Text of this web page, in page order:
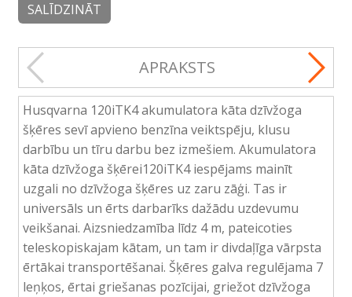
SALĪDZINĀT
APRAKSTS
Husqvarna 120iTK4 akumulatora kāta dzīvžoga
šķēres sevī apvieno benzīna veiktspēju, klusu
darbību un tīru darbu bez izmešiem. Akumulatora
kāta dzīvžoga šķērei120iTK4 iespējams mainīt
uzgali no dzīvžoga šķēres uz zaru zāģi. Tas ir
universāls un ērts darbarīks dažādu uzdevumu
veikšanai. Aizsniedzamība līdz 4 m, pateicoties
teleskopiskajam kātam, un tam ir divdaļīga vārpsta
ērtākai transportēšanai. Šķēres galva regulējama 7
leņķos, ērtai griešanas pozīcijai, griežot dzīvžoga